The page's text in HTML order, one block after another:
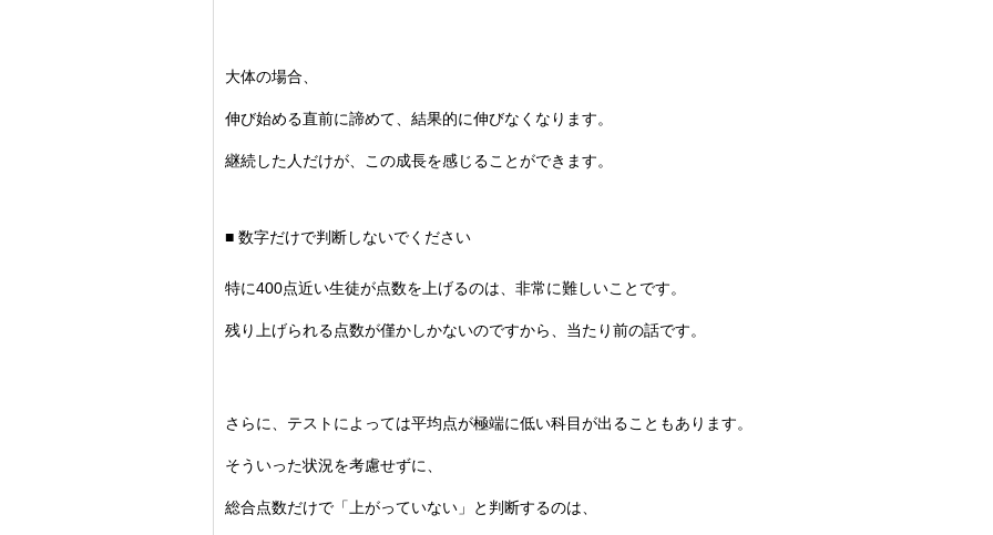
大体の場合、
伸び始める直前に諦めて、 結果的に伸びなくなります。
継続した人だけが、 この成長を感じることができます。
■ 数字だけで判断しないでください
特に400点近い生徒が点数を上げるのは、 非常に難しいことです。
残り上げられる点数が僅かしかないのですから、 当たり前の話です。
さらに、 テストによっては平均点が極端に低い科目が出ることもあります。
そういった状況を考慮せずに、
総合点数だけで「上がっていない」 と判断するのは、